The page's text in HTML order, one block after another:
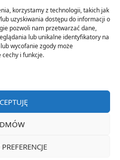
korzystamy z technologii, takich jak
uzyskiwania dostępu do informacji o
pozwoli nam przetwarzać dane,
lub unikalne identyfikatory na
wycofanie zgody może
cechy i funkcje.
Emerytów i Rencistów Policji w
Sączu